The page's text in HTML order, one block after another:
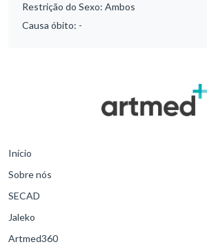
Restrição do Sexo: Ambos
Causa óbito: -
Início
Sobre nós
SECAD
Jaleko
Artmed360